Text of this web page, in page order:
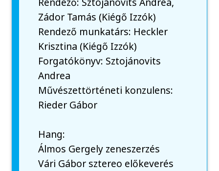
Zádor Tamás (Kiégő Izzók)
Rendező munkatárs: Heckler
Krisztina (Kiégő Izzók)
Forgatókönyv: Sztojánovits
Andrea
Művészettörténeti konzulens:
Rieder Gábor
Hang:
Álmos Gergely zeneszerzés
Vári Gábor sztereo előkeverés